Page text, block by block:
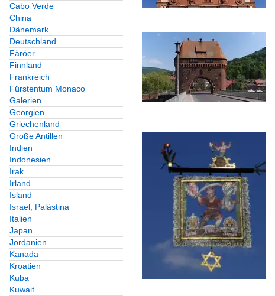
Cabo Verde
China
Dänemark
Deutschland
Färöer
Finnland
Frankreich
Fürstentum Monaco
Galerien
Georgien
Griechenland
Große Antillen
Indien
Indonesien
Irak
Irland
Island
Israel, Palästina
Italien
Japan
Jordanien
Kanada
Kroatien
Kuba
Kuwait